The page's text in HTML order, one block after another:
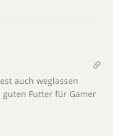
auch weglassen
Futter für Gamer